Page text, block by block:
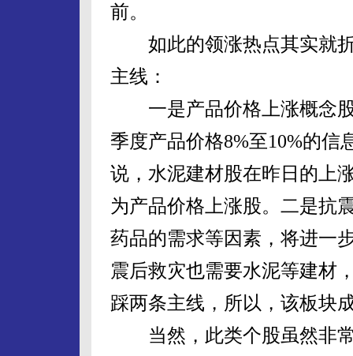
前。
如此的领涨热点其实就折
主线：
一是产品价格上涨概念股
季度产品价格8%至10%的信
说，水泥建材股在昨日的上
为产品价格上涨股。二是抗
药品的需求等因素，将进一
震后救灾也需要水泥等建材
踩两条主线，所以，该板块
当然，此类个股虽然非常